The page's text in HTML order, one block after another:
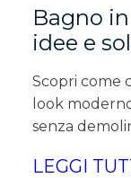
Bagno
idee e
Scopri come
look
senza
LEGGI